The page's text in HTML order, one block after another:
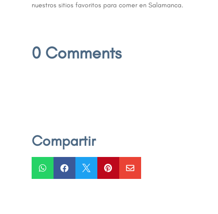
nuestros sitios favoritos para comer en Salamanca.
0 Comments
Compartir
    